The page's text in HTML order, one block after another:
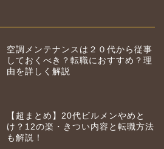
空調メンテナンスは２０代から従事
しておくべき？転職におすすめ？理
由を詳しく解説
【超まとめ】20代ビルメンやめと
け？12の楽・きつい内容と転職方法
も解説！